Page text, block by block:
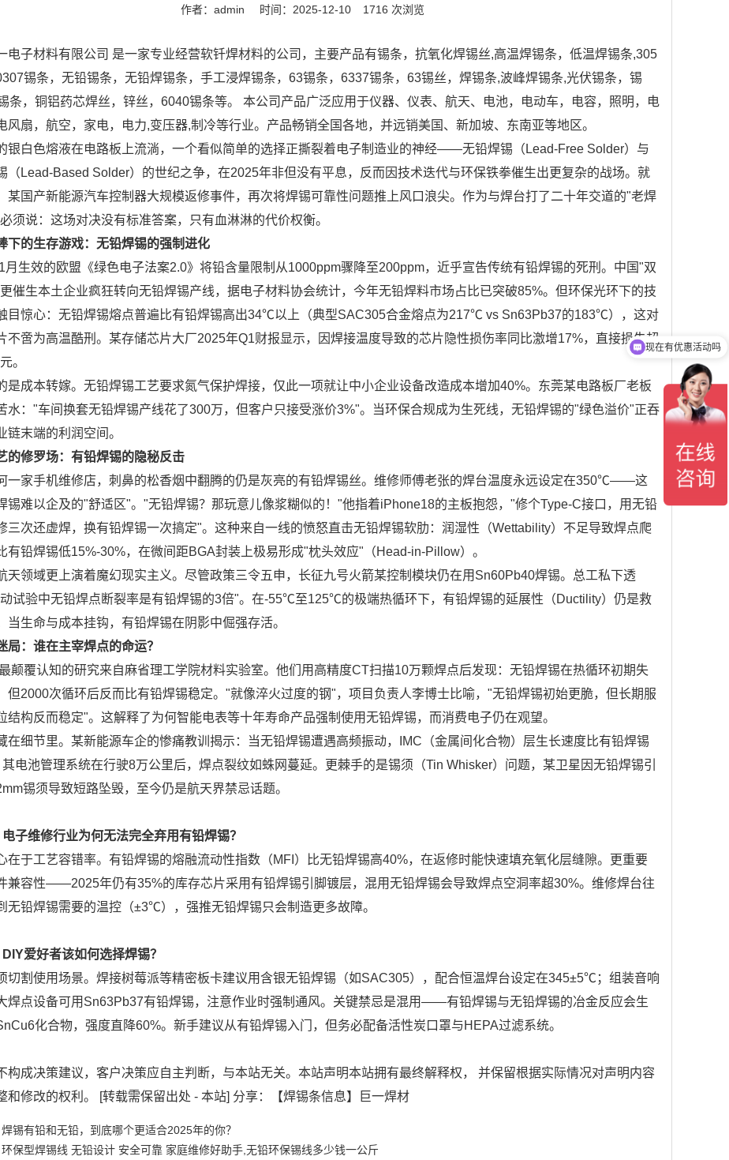
作者：admin 时间：2025-12-10 1716 次浏览
电子材料有限公司 是一家专业经营软钎焊材料的公司，主要产品有锡条，抗氧化焊锡丝,高温焊锡条，低温焊锡条,305
锡条，无铅锡条，无铅焊锡条，手工浸焊锡条，63锡条，6337锡条，63锡丝，焊锡条,波峰焊锡条,光伏锡条，锡
条，铜铝药芯焊丝，锌丝，6040锡条等。 本公司产品广泛应用于仪器、仪表、航天、电池，电动车，电容，照明，电
风扇，航空，家电，电力,变压器,制冷等行业。产品畅销全国各地，并远销美国、新加坡、东南亚等地区。
银白色熔液在电路板上流淌，一个看似简单的选择正撕裂着电子制造业的神经——无铅焊锡（Lead-Free Solder）与
（Lead-Based Solder）的世纪之争，在2025年非但没有平息，反而因技术迭代与环保铁拳催生出更复杂的战场。就
某国产新能源汽车控制器大规模返修事件，再次将焊锡可靠性问题推上风口浪尖。作为与焊台打了二十年交道的"老焊
须说：这场对决没有标准答案，只有血淋淋的代价权衡。
下的生存游戏：无铅焊锡的强制进化
月生效的欧盟《绿色电子法案2.0》将铅含量限制从1000ppm骤降至200ppm，近乎宣告传统有铅焊锡的死刑。中国"双
催生本土企业疯狂转向无铅焊锡产线，据电子材料协会统计，今年无铅焊料市场占比已突破85%。但环保光环下的技
目惊心：无铅焊锡熔点普遍比有铅焊锡高出34℃以上（典型SAC305合金熔点为217℃ vs Sn63Pb37的183℃），这对
不啻为高温酷刑。某存储芯片大厂2025年Q1财报显示，因焊接温度导致的芯片隐性损伤率同比激增17%，直接损失超
。
是成本转嫁。无铅焊锡工艺要求氮气保护焊接，仅此一项就让中小企业设备改造成本增加40%。东莞某电路板厂老板
水："车间换套无铅焊锡产线花了300万，但客户只接受涨价3%"。当环保合规成为生死线，无铅焊锡的"绿色溢价"正吞
链末端的利润空间。
的修罗场：有铅焊锡的隐秘反击
一家手机维修店，刺鼻的松香烟中翻腾的仍是灰亮的有铅焊锡丝。维修师傅老张的焊台温度永远设定在350℃——这
锡难以企及的"舒适区"。"无铅焊锡？那玩意儿像浆糊似的！"他指着iPhone18的主板抱怨，"修个Type-C接口，用无铅
三次还虚焊，换有铅焊锡一次搞定"。这种来自一线的愤怒直击无铅焊锡软肋：润湿性（Wettability）不足导致焊点爬
有铅焊锡低15%-30%，在微间距BGA封装上极易形成"枕头效应"（Head-in-Pillow）。
天领域更上演着魔幻现实主义。尽管政策三令五申，长征九号火箭某控制模块仍在用Sn60Pb40焊锡。总工私下透
试验中无铅焊点断裂率是有铅焊锡的3倍"。在-55℃至125℃的极端热循环下，有铅焊锡的延展性（Ductility）仍是救
当生命与成本挂钩，有铅焊锡在阴影中倔强存活。
局：谁在主宰焊点的命运？
颠覆认知的研究来自麻省理工学院材料实验室。他们用高精度CT扫描10万颗焊点后发现：无铅焊锡在热循环初期失
但2000次循环后反而比有铅焊锡稳定。"就像淬火过度的钢"，项目负责人李博士比喻，"无铅焊锡初始更脆，但长期服
结构反而稳定"。这解释了为何智能电表等十年寿命产品强制使用无铅焊锡，而消费电子仍在观望。
在细节里。某新能源车企的惨痛教训揭示：当无铅焊锡遭遇高频振动，IMC（金属间化合物）层生长速度比有铅焊锡
电池管理系统在行驶8万公里后，焊点裂纹如蛛网蔓延。更棘手的是锡须（Tin Whisker）问题，某卫星因无铅焊锡引
锡须导致短路坠毁，至今仍是航天界禁忌话题。
子维修行业为何无法完全弃用有铅焊锡？
在于工艺容错率。有铅焊锡的熔融流动性指数（MFI）比无铅焊锡高40%，在返修时能快速填充氧化层缝隙。更重要
兼容性——2025年仍有35%的库存芯片采用有铅焊锡引脚镀层，混用无铅焊锡会导致焊点空洞率超30%。维修焊台往
无铅焊锡需要的温控（±3℃），强推无铅焊锡只会制造更多故障。
爱好者该如何选择焊锡？
切割使用场景。焊接树莓派等精密板卡建议用含银无铅焊锡（如SAC305），配合恒温焊台设定在345±5℃；组装音响
焊点设备可用Sn63Pb37有铅焊锡，注意作业时强制通风。关键禁忌是混用——有铅焊锡与无铅焊锡的冶金反应会生
化合物，强度直降60%。新手建议从有铅焊锡入门，但务必配备活性炭口罩与HEPA过滤系统。
构成决策建议，客户决策应自主判断，与本站无关。本站声明本站拥有最终解释权， 并保留根据实际情况对声明内容
和修改的权利。 [转载需保留出处 - 本站] 分享：【焊锡条信息】巨一焊材
焊锡有铅和无铅，到底哪个更适合2025年的你？
环保型焊锡线 无铅设计 安全可靠 家庭维修好助手,无铅环保锡线多少钱一公斤
可以介绍下你们的产品么?
现在有优惠活动吗